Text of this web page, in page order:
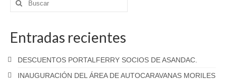
Noticias
Eventos
Próximos eventos
Eventos celebrados
por:
Entradas recientes
DESCUENTOS PORTALFERRY SOCIOS DE ASANDAC.
INAUGURACIÓN DEL ÁREA DE AUTOCARAVANAS MORILES